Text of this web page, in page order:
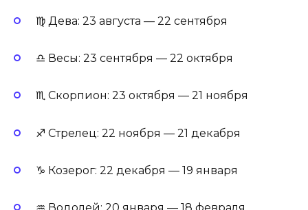
♍ Дева: 23 августа — 22 сентября
♎ Весы: 23 сентября — 22 октября
♏ Скорпион: 23 октября — 21 ноября
♐ Стрелец: 22 ноября — 21 декабря
♑ Козерог: 22 декабря — 19 января